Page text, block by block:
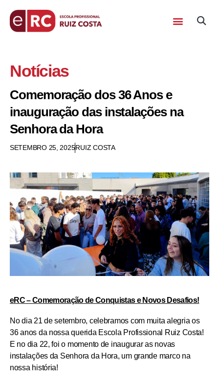
Notícias
Comemoração dos 36 Anos e
inauguração das instalações na
Senhora da Hora
SETEMBRO 25, 2025RUIZ COSTA
eRC – Comemoração de Conquistas e Novos Desafios!
No dia 21 de setembro, celebramos com muita alegria os
36 anos da nossa querida Escola Profissional Ruiz Costa!
E no dia 22, foi o momento de inaugurar as novas
instalações da Senhora da Hora, um grande marco na
nossa história!